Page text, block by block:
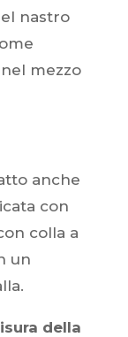
nastro
mezzo
anche
con
colla a
un
della